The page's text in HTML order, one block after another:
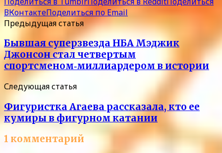
ВКонтактеПоделиться по Email
Предыдущая статья
Бывшая суперзвезда НБА Мэджик
Джонсон стал четвертым
спортсменом‑миллиардером в истории
Следующая статья
Фигуристка Агаева рассказала, кто ее
кумиры в фигурном катании
1 комментарий